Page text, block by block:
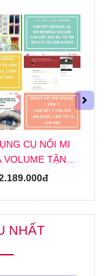
CỤ NỐI MI
VOLUME TẶNG
NỐI MI MEGA
NHẤT